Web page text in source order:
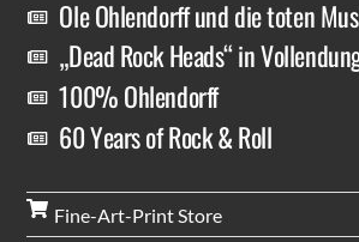
Ole Ohlendorff und die toten
„Dead Rock Heads“ in
100% Ohlendorff
60 Years of Rock & Roll
Fine-Art-Print Store